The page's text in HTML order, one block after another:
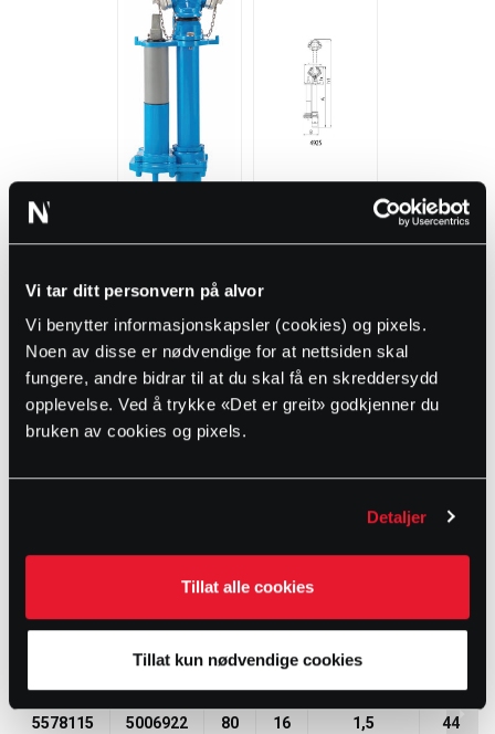
Vi tar ditt personvern på alvor
Vi benytter informasjonskapsler (cookies) og pixels.
Noen av disse er nødvendige for at nettsiden skal
fungere, andre bidrar til at du skal få en skreddersydd
opplevelse. Ved å trykke «Det er greit» godkjenner du
bruken av cookies og pixels.
Detaljer
Tillat alle cookies
Tillat kun nødvendige cookies
Fritt gjennomløp
Vedlikeholdsfri
Lavt dreiemoment og gear-betjent
Leveres med teleskopisk hode med Nor kobling
Produktstatus
DN PN
5578115 5006922 80 16 1,5 44